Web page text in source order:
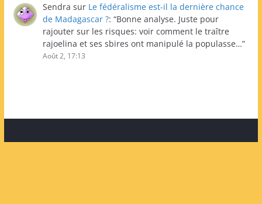
Sendra sur Le fédéralisme est-il la dernière chance
de Madagascar ?: “Bonne analyse. Juste pour
rajouter sur les risques: voir comment le traître
rajoelina et ses sbires ont manipulé la populasse…”
Août 2, 17:13